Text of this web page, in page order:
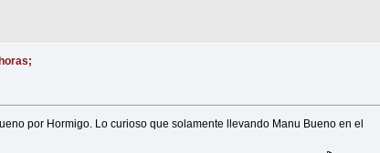
por Hormigo. Lo curioso que solamente llevando Manu Bueno en el